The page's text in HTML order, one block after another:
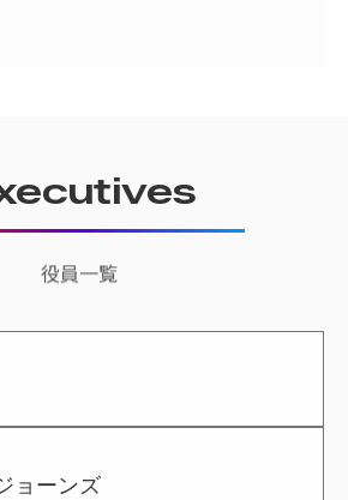
役員一覧
ェイアール ジョーンズ